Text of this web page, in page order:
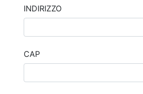
INDIRIZZO
CAP